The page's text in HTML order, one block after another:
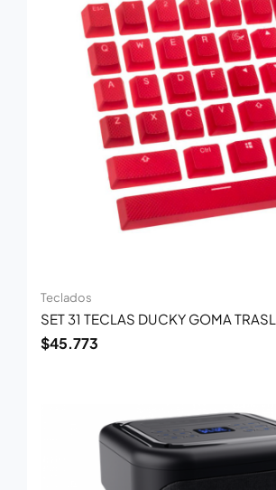
Teclados
SET 31 TECLAS DUCKY GOMA TRASL
$45.773